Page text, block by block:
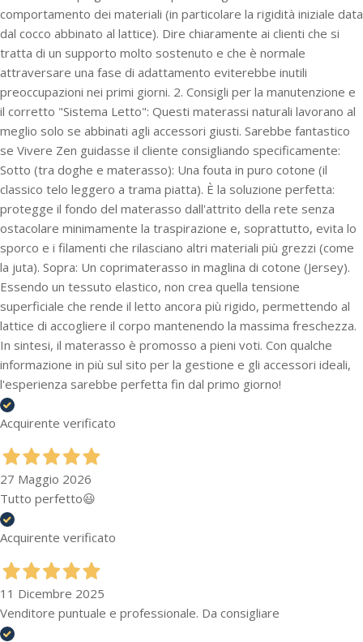
comportamento dei materiali (in particolare la rigidità iniziale data
dal cocco abbinato al lattice). Dire chiaramente ai clienti che si
tratta di un supporto molto sostenuto e che è normale
attraversare una fase di adattamento eviterebbe inutili
preoccupazioni nei primi giorni. 2. Consigli per la manutenzione e
il corretto "Sistema Letto": Questi materassi naturali lavorano al
meglio solo se abbinati agli accessori giusti. Sarebbe fantastico
se Vivere Zen guidasse il cliente consigliando specificamente:
Sotto (tra doghe e materasso): Una fouta in puro cotone (il
classico telo leggero a trama piatta). È la soluzione perfetta:
protegge il fondo del materasso dall'attrito della rete senza
ostacolare minimamente la traspirazione e, soprattutto, evita lo
sporco e i filamenti che rilasciano altri materiali più grezzi (come
la juta). Sopra: Un coprimaterasso in maglina di cotone (Jersey).
Essendo un tessuto elastico, non crea quella tensione
superficiale che rende il letto ancora più rigido, permettendo al
lattice di accogliere il corpo mantenendo la massima freschezza.
In sintesi, il materasso è promosso a pieni voti. Con qualche
informazione in più sul sito per la gestione e gli accessori ideali,
l'esperienza sarebbe perfetta fin dal primo giorno!
Acquirente verificato
27 Maggio 2026
Tutto perfetto😃
Acquirente verificato
11 Dicembre 2025
Venditore puntuale e professionale. Da consigliare